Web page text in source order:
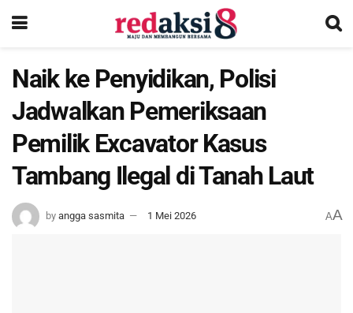
Naik ke Penyidikan, Polisi
Jadwalkan Pemeriksaan
Pemilik Excavator Kasus
Tambang Ilegal di Tanah Laut
by angga sasmita 1 Mei 2026 AA